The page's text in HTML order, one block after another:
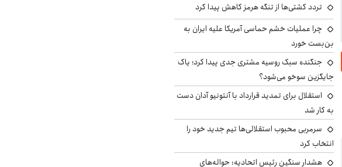
تردد کشتی‌ها از تنگه هرمز کاهش پیدا کرد
چرا عملیات خشم حماسی آمریکا علیه ایران به
بن‌بست خورد
جنگنده سبک روسیه مشتری جدی پیدا کرد؛ یاک
جایگزین سوخو می‌شود؟
استقلال برای تمدید قرارداد با آنتونیو آدان دست
به کار شد
سرمربی محبوب استقلالی‌ها تیم جدید خود را
انتخاب کرد
هشدار سنگین رئیس اتحادیه: حواله‌های